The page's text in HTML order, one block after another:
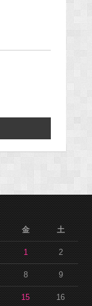
金 土
1 2
8 9
15 16